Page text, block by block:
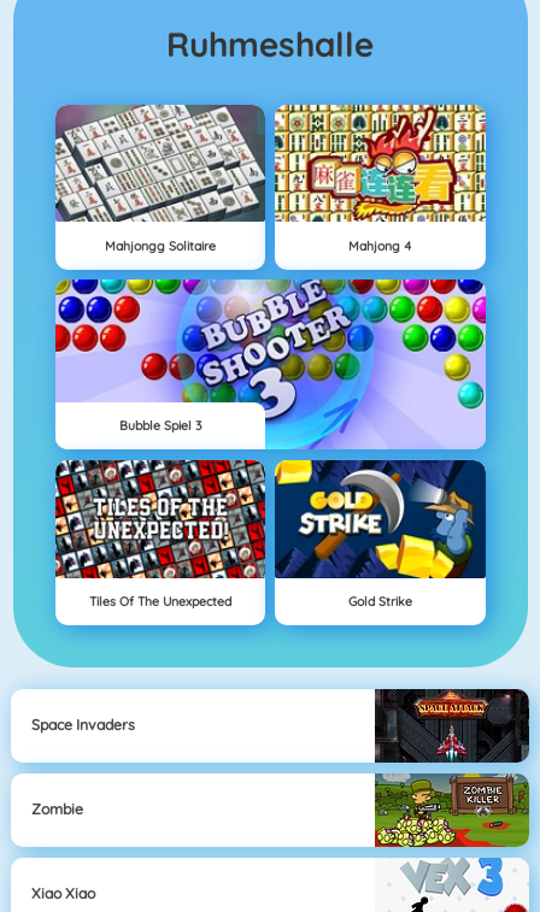
Ruhmeshalle
Mahjongg Solitaire Mahjong 4
Bubble Spiel 3
Tiles Of The Unexpected Gold Strike
Space Invaders
Zombie
Xiao Xiao